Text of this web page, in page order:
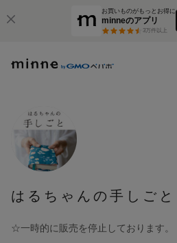
お買いものがもっとお得に
minneのアプリ
3万件以上
はるちゃんの手しごと
☆一時的に販売を停止しております。